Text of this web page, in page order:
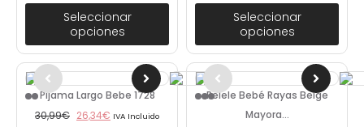
Seleccionar
opciones
Seleccionar
opciones
Pijama Largo Bebe 1728
30,99€ 26,34€ IVA Incluido
Pelele Bebé Rayas Beige
Mayora...